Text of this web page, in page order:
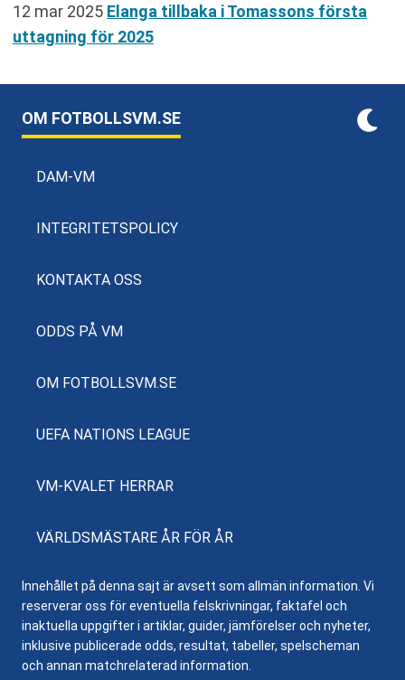
12 mar 2025 Elanga tillbaka i Tomassons första
uttagning för 2025
OM FOTBOLLSVM.SE
DAM-VM
INTEGRITETSPOLICY
KONTAKTA OSS
ODDS PÅ VM
OM FOTBOLLSVM.SE
UEFA NATIONS LEAGUE
VM-KVALET HERRAR
VÄRLDSMÄSTARE ÅR FÖR ÅR
Innehållet på denna sajt är avsett som allmän information. Vi
reserverar oss för eventuella felskrivningar, faktafel och
inaktuella uppgifter i artiklar, guider, jämförelser och nyheter,
inklusive publicerade odds, resultat, tabeller, spelscheman
och annan matchrelaterad information.